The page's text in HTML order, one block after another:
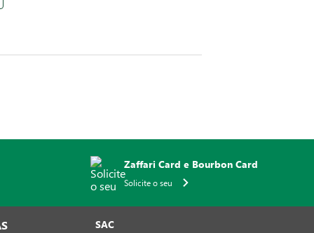
Zaffari Card e Bourbon Card
Solicite o seu
SAC